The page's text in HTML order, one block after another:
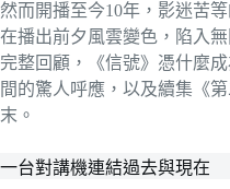
然而開播至今10年，影迷苦
在播出前夕風雲變色，陷入
完整回顧，《信號》憑什麼
間的驚人呼應，以及續集《
末。
一台對講機連結過去與現在